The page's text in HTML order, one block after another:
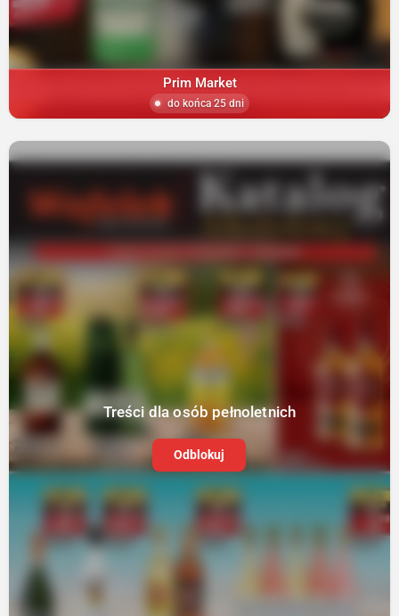
Prim Market
do końca 25 dni
Treści dla osób pełnoletnich
Odblokuj